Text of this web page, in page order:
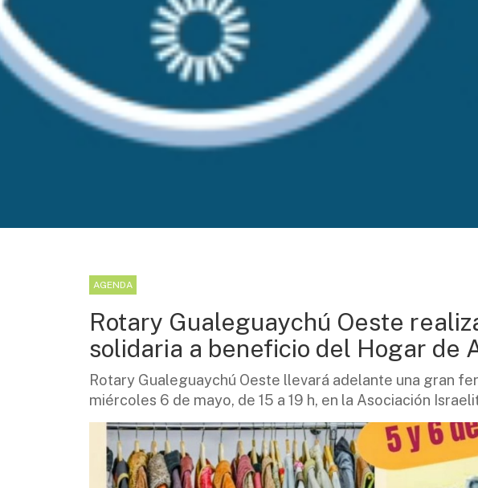
AGENDA
Rotary Gualeguaychú Oeste
solidaria a beneficio del Hogar de
Rotary Gualeguaychú Oeste llevará adelante una gran
miércoles 6 de mayo, de 15 a 19 h, en la Asociación